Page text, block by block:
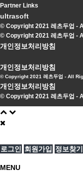
Partner Links
ultrasoft
© Copyright 2021 레츠두업 -
© Copyright 2021 레츠두업 -
개인정보처리방침
개인정보처리방침
© Copyright 2021 레츠두업 - All
개인정보처리방침
© Copyright 2021 레츠두업 -
로그인 회원가입 정보찾기
MENU